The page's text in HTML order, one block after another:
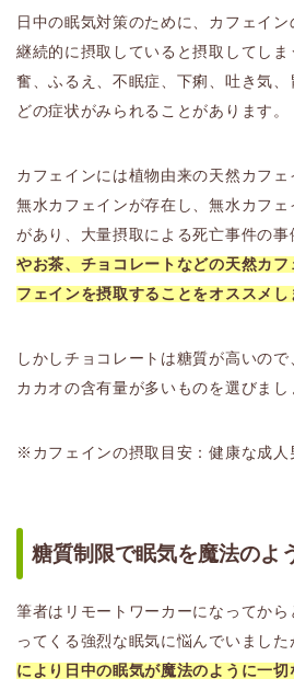
日中の眠気対策のために、カフェイ
継続的に摂取していると摂取してし
奮、ふるえ、不眠症、下痢、吐き気
どの症状がみられることがあります。
カフェインには植物由来の天然カフ
無水カフェインが存在し、無水カフ
があり、大量摂取による死亡事件の事
やお茶、チョコレートなどの天然カ
フェインを摂取することをオススメし
しかしチョコレートは糖質が高いので
カカオの含有量が多いものを選びまし
※カフェインの摂取目安：健康な成
糖質制限で眠気を魔法のよ
筆者はリモートワーカーになってか
ってくる強烈な眠気に悩んでいました
により日中の眠気が魔法のように一切